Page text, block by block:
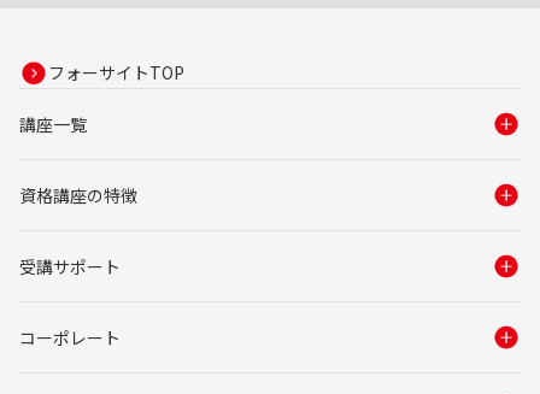
フォーサイトTOP
講座一覧
資格講座の特徴
受講サポート
コーポレート